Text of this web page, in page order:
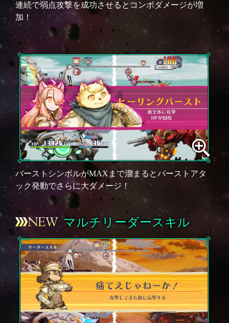
連続で弱点攻撃を成功させるとコンボダメージが増
加！
バーストシンボルがMAXまで溜まるとバーストアタ
ック発動でさらに大ダメージ！
マルチリーダースキル